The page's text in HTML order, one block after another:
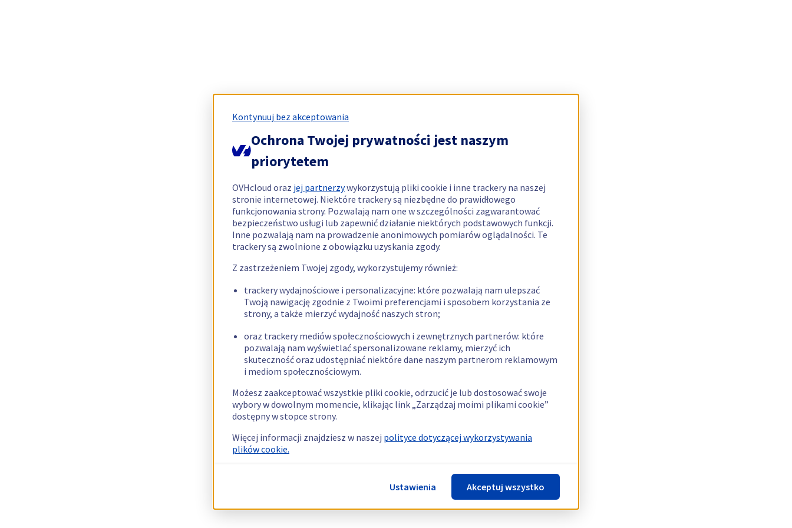
Kontynuuj bez akceptowania
Ochrona Twojej prywatności jest naszym
priorytetem
OVHcloud oraz jej partnerzywykorzystują pliki cookie i inne trackery na naszej
stronie internetowej. Niektóre trackery są niezbędne do prawidłowego
funkcjonowania strony. Pozwalają nam one w szczególności zagwarantować
bezpieczeństwo usługi lub zapewnić działanie niektórych podstawowych funkcji.
Inne pozwalają nam na prowadzenie anonimowych pomiarów oglądalności. Te
trackery są zwolnione z obowiązku uzyskania zgody.
Z zastrzeżeniem Twojej zgody, wykorzystujemy również:
trackery wydajnościowe i personalizacyjne: które pozwalają nam ulepszać
Twoją nawigację zgodnie z Twoimi preferencjami i sposobem korzystania ze
strony, a także mierzyć wydajność naszych stron;
oraz trackery mediów społecznościowych i zewnętrznych partnerów: które
pozwalają nam wyświetlać spersonalizowane reklamy, mierzyć ich
skuteczność oraz udostępniać niektóre dane naszym partnerom reklamowym
i mediom społecznościowym.
Możesz zaakceptować wszystkie pliki cookie, odrzucić je lub dostosować swoje
wybory w dowolnym momencie, klikając link „Zarządzaj moimi plikami cookie”
dostępny w stopce strony.
Więcej informacji znajdziesz w naszej polityce dotyczącej wykorzystywania
plików cookie.
Ustawienia Akceptuj wszystko